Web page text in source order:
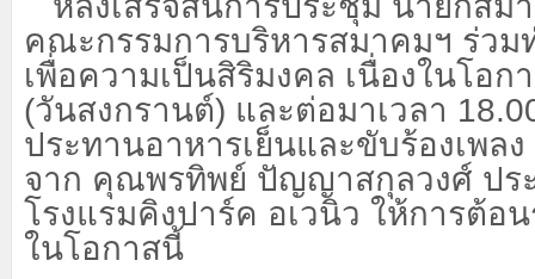
คณะกรรมการบริหารสมาคมฯ ร่วม
เพื่อความเป็นสิริมงคล เนื่องในโอก
(วันสงกรานต์) และต่อมาเวลา
ประทานอาหารเย็นและขับร้องเพลง
จาก คุณพรทิพย์ ปัญญาสกุลวงศ์ ปร
โรงแรมคิงปาร์ค อเวนิว ให้การต้อ
ในโอกาสนี้